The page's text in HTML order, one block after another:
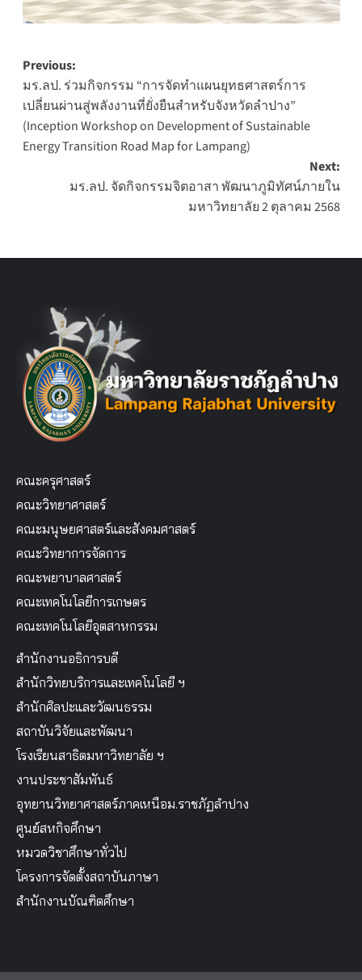
Post
navigation
Previous:
มร.ลป. ร่วมกิจกรรม “การจัดทำแผนยุทธศาสตร์การ
เปลี่ยนผ่านสู่พลังงานที่ยั่งยืนสำหรับจังหวัดลำปาง”
(Inception Workshop on Development of Sustainable
Energy Transition Road Map for Lampang)
Next:
มร.ลป. จัดกิจกรรมจิตอาสา พัฒนาภูมิทัศน์ภายใน
มหาวิทยาลัย 2 ตุลาคม 2568
คณะครุศาสตร์
คณะวิทยาศาสตร์
คณะมนุษยศาสตร์และสังคมศาสตร์
คณะวิทยาการจัดการ
คณะพยาบาลศาสตร์
คณะเทคโนโลยีการเกษตร
คณะเทคโนโลยีอุตสาหกรรม
สำนักงานอธิการบดี
สำนักวิทยบริการและเทคโนโลยี ฯ
สำนักศิลปะและวัฒนธรรม
สถาบันวิจัยและพัฒนา
โรงเรียนสาธิตมหาวิทยาลัย ฯ
งานประชาสัมพันธ์
อุทยานวิทยาศาสตร์ภาคเหนือม.ราชภัฏลำปาง
ศูนย์สหกิจศึกษา
หมวดวิชาศึกษาทั่วไป
โครงการจัดตั้งสถาบันภาษา
สำนักงานบัณฑิตศึกษา